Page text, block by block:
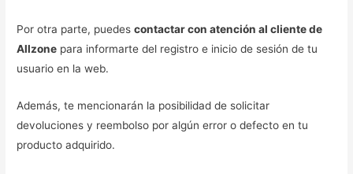
Por otra parte, puedescontactar con atención al cliente de
Allzone para informarte del registro e inicio de sesión de tu
usuario en la web.
Además, te mencionarán la posibilidad de solicitar
devoluciones y reembolso por algún error o defecto en tu
producto adquirido.